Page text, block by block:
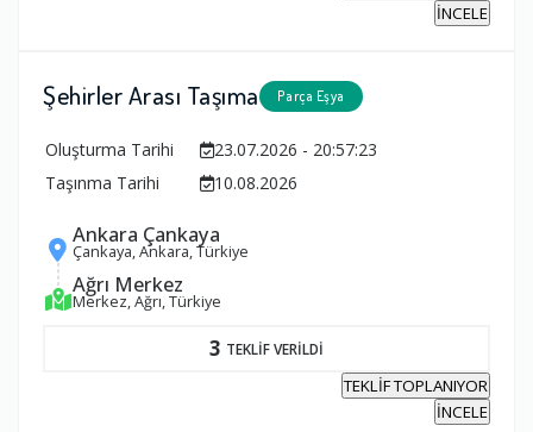
İNCELE
Şehirler Arası Taşıma Parça Eşya
Oluşturma Tarihi
23.07.2026 - 20:57:23
Taşınma Tarihi
10.08.2026
Ankara Çankaya
Çankaya, Ankara, Türkiye
Ağrı Merkez
Merkez, Ağrı, Türkiye
3 TEKLİF VERİLDİ
TEKLİF TOPLANIYOR
İNCELE